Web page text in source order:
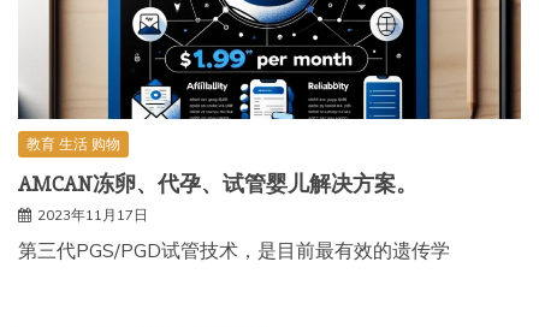
教育 生活 购物
AMCAN冻卵、代孕、试管婴儿解决方案。
2023年11月17日
第三代PGS/PGD试管技术，是目前最有效的遗传学